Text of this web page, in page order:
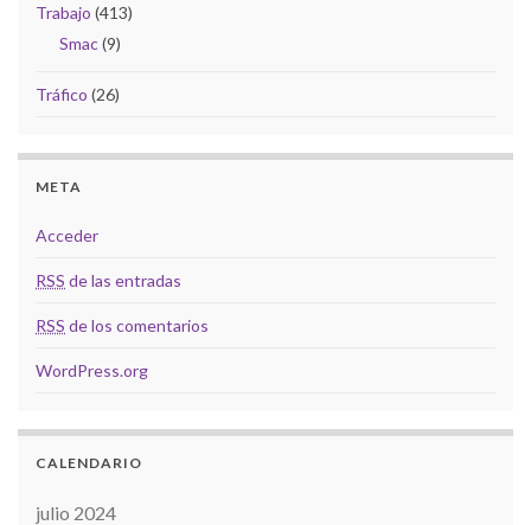
Trabajo (413)
Smac(9)
Tráfico (26)
META
Acceder
RSS de las entradas
RSS de los comentarios
WordPress.org
CALENDARIO
julio 2024